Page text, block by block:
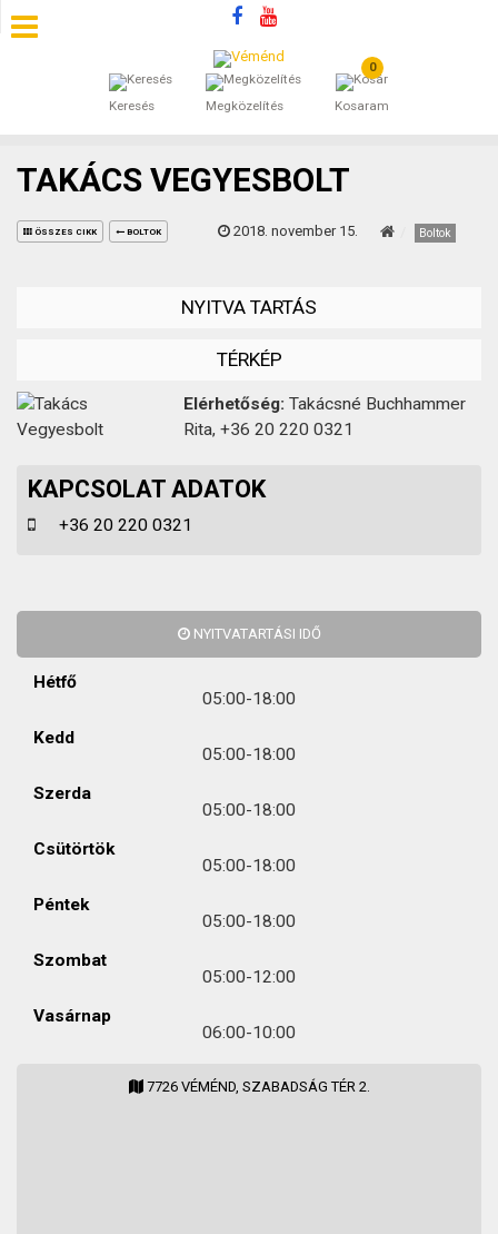
Keresés Megközelítés
0
Kosaram
SZÁLLÁSOK
ÁLTALÁNOS SZERZŐDÉSI FELTÉTELEK
TAKÁCS VEGYESBOLT
ÖSSZES CIKK BOLTOK 2018. november 15. Boltok
NYITVA TARTÁS
TÉRKÉP
Elérhetőség: Takácsné Buchhammer
Rita, +36 20 220 0321
KAPCSOLAT ADATOK
+36 20 220 0321
NYITVATARTÁSI IDŐ
Hétfő
05:00-18:00
Kedd
05:00-18:00
Szerda
05:00-18:00
Csütörtök
05:00-18:00
Péntek
05:00-18:00
Szombat
05:00-12:00
Vasárnap
06:00-10:00
7726 VÉMÉND, SZABADSÁG TÉR 2.